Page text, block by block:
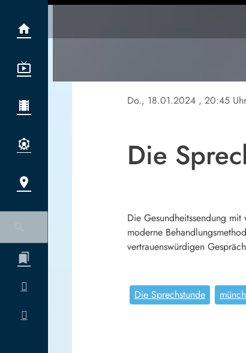
Do., 18.01.2024 , 20:45 Uhr
Die
Die Gesundheitssendung
moderne
vertrauenswürdigen
Die Sprechstunde